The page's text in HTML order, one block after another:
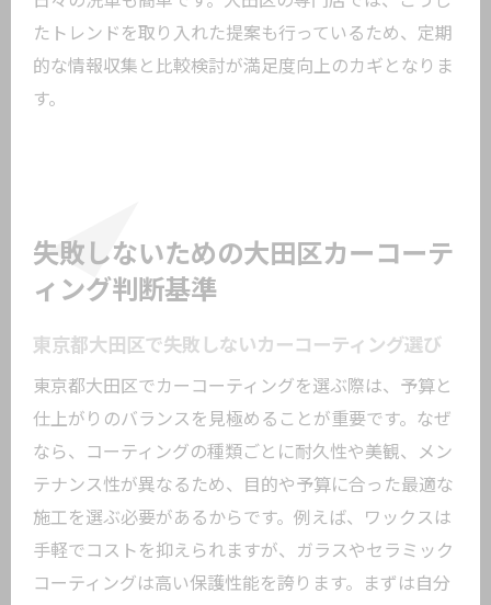
たトレンドを取り入れた提案も行っているため、定期
的な情報収集と比較検討が満足度向上のカギとなりま
す。
失敗しないための大田区カーコーテ
ィング判断基準
東京都大田区で失敗しないカーコーティング選び
東京都大田区でカーコーティングを選ぶ際は、予算と
仕上がりのバランスを見極めることが重要です。なぜ
なら、コーティングの種類ごとに耐久性や美観、メン
テナンス性が異なるため、目的や予算に合った最適な
施工を選ぶ必要があるからです。例えば、ワックスは
手軽でコストを抑えられますが、ガラスやセラミック
コーティングは高い保護性能を誇ります。まずは自分